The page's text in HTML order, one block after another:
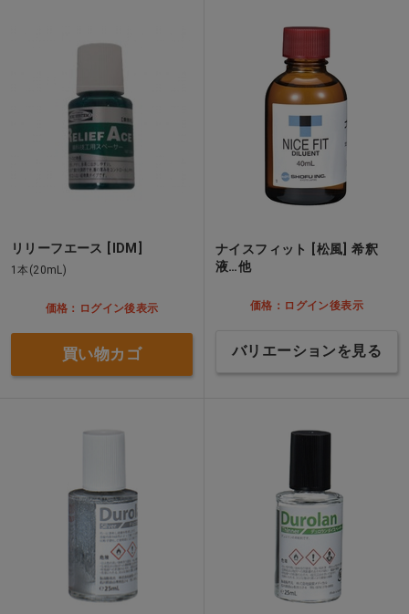
リリーフエース [IDM]
1本(20mL)
価格：ログイン後表示
買い物カゴ
ナイスフィット [松風] 希釈
液…他
価格：ログイン後表示
バリエーションを見る